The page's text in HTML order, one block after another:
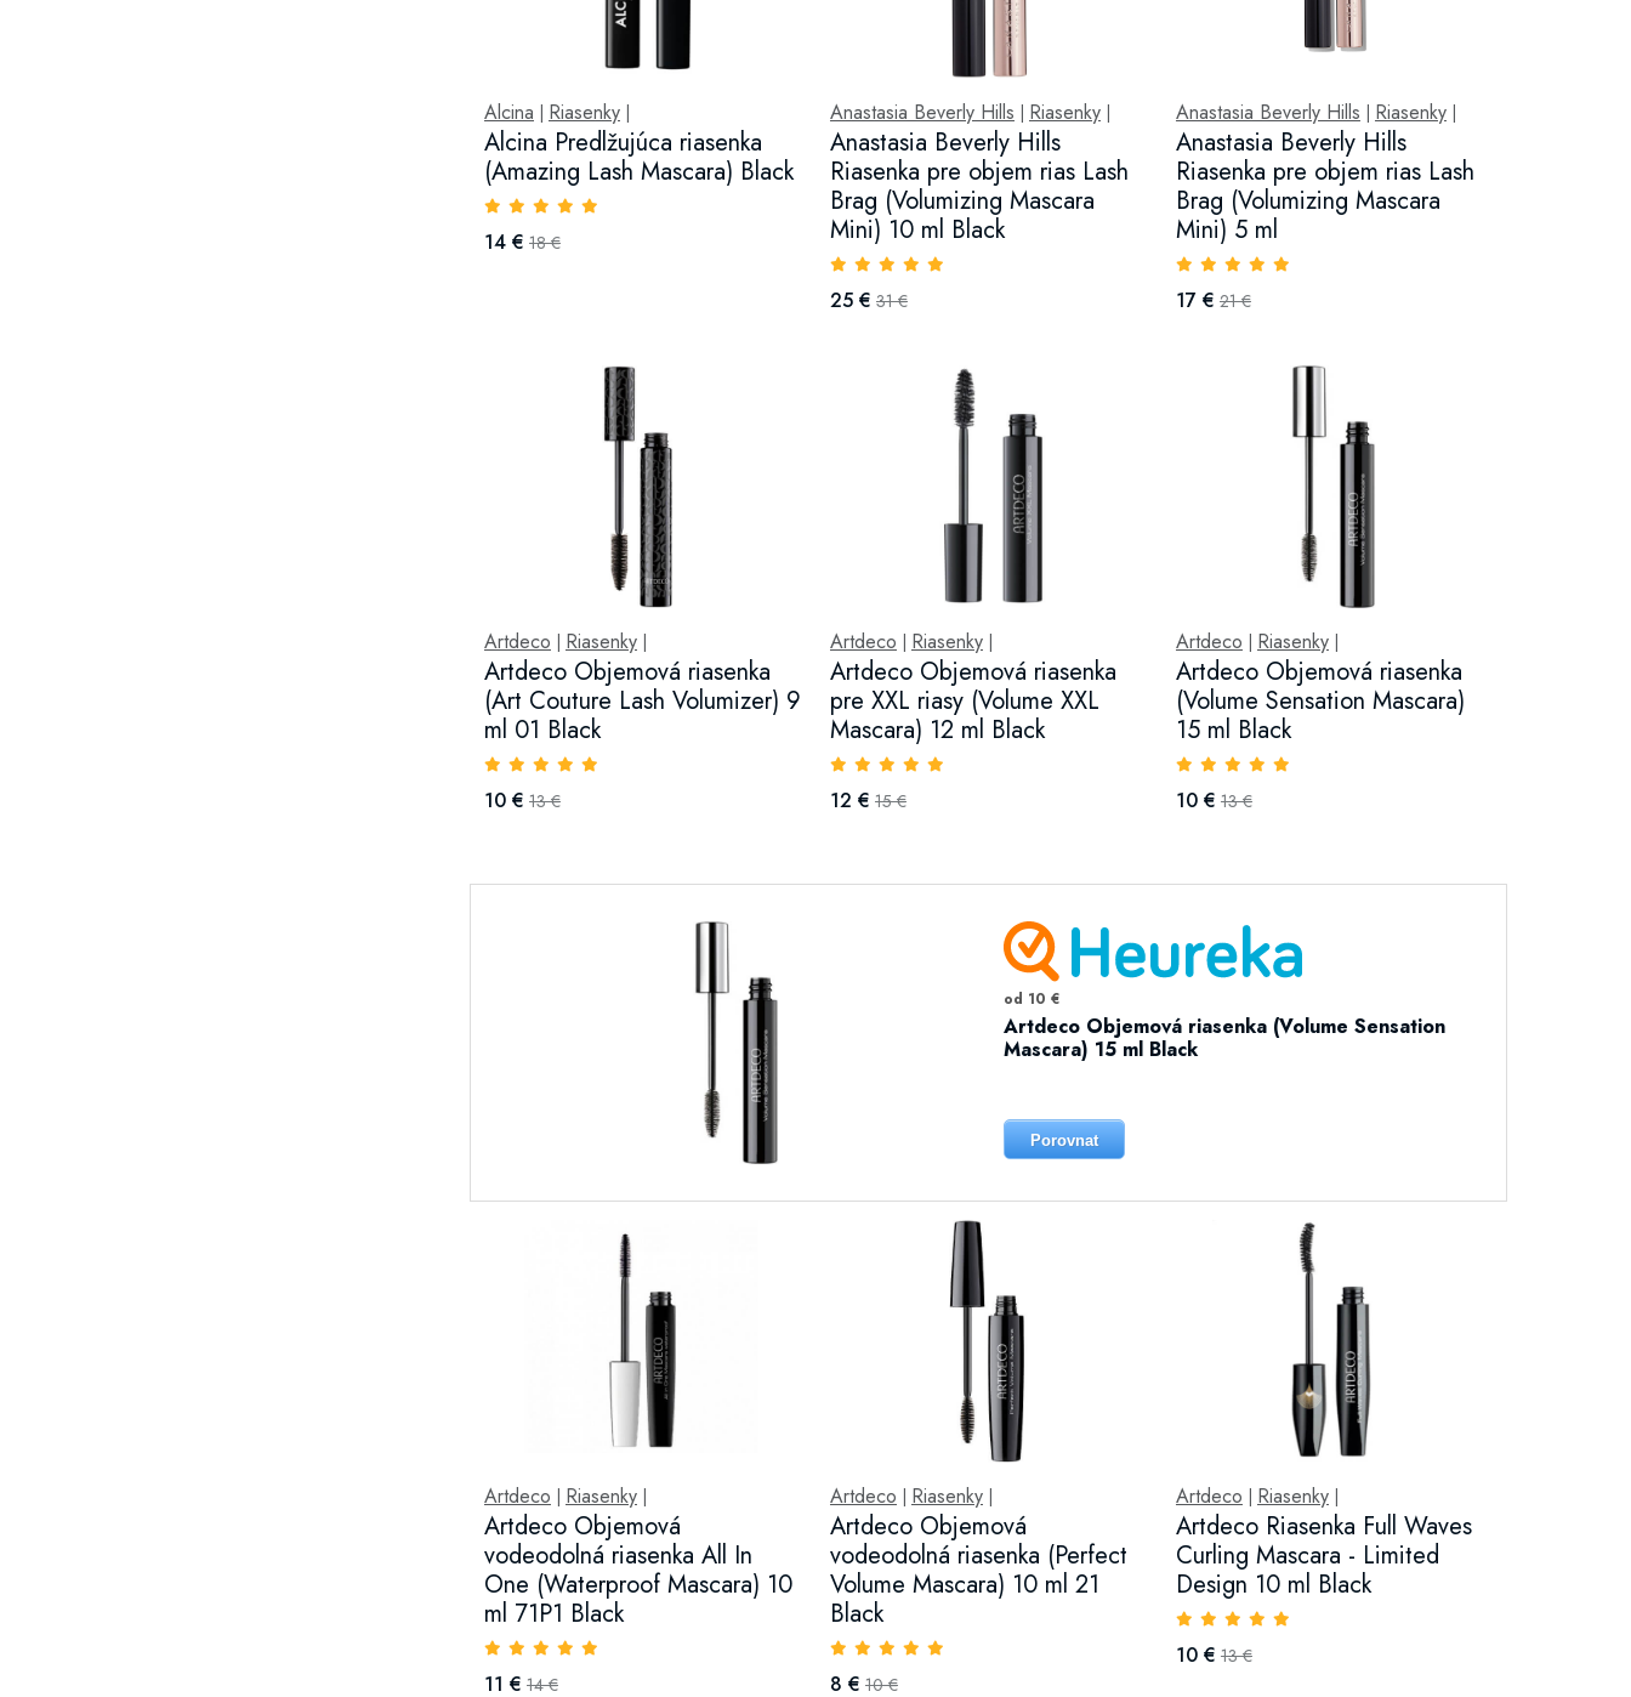
Alcina Riasenky
Alcina Predlžujúca riasenka
(Amazing Lash Mascara) Black
14 € 18 €
Anastasia Beverly Hills Riasenky|
Anastasia Beverly Hills
Riasenka pre objem rias Lash
Brag (Volumizing Mascara
Mini) 10 ml Black
25 € 31 €
Anastasia Beverly Hills Riasenky|
Anastasia Beverly Hills
Riasenka pre objem rias Lash
Brag (Volumizing Mascara
Mini) 5 ml
17 € 21 €
Artdeco Riasenky
Artdeco Objemová riasenka
(Art Couture Lash Volumizer) 9
ml 01 Black
10 € 13 €
Artdeco Riasenky|
Artdeco Objemová riasenka
pre XXL riasy (Volume XXL
Mascara) 12 ml Black
12 € 15 €
Artdeco Riasenky|
Artdeco Objemová riasenka
(Volume Sensation Mascara)
15 ml Black
10 € 13 €
od 10 €
Artdeco Objemová riasenka (Volume Sensation
Mascara) 15 ml Black
Porovnat
Artdeco Riasenky
Artdeco Objemová
vodeodolná riasenka All In
One (Waterproof Mascara) 10
ml 71P1 Black
11 € 14 €
Artdeco Riasenky|
Artdeco Objemová
vodeodolná riasenka (Perfect
Volume Mascara) 10 ml 21
Black
8 € 10 €
Artdeco Riasenky|
Artdeco Riasenka Full Waves
Curling Mascara - Limited
Design 10 ml Black
10 € 13 €